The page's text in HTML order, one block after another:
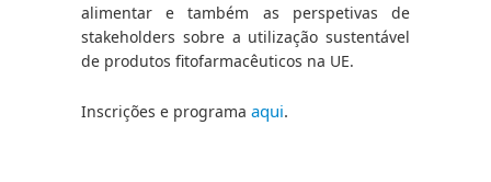
alimentar e também as perspetivas de
stakeholders sobre a utilização sustentável
de produtos fitofarmacêuticos na UE.
Inscrições e programa aqui.